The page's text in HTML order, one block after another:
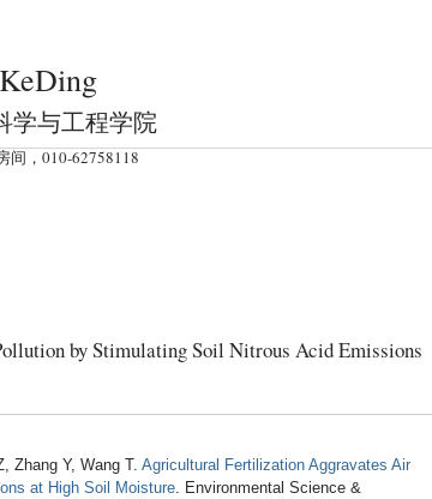
到
页
分
学与工程学院
间，010-62758118
by Stimulating Soil Nitrous Acid Emissions
Zhang Y, Wang T. Agricultural Fertilization Aggravates Air
at High Soil Moisture. Environmental Science &